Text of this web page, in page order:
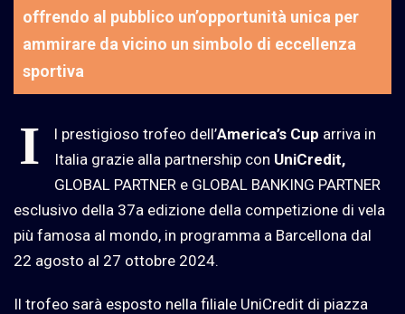
offrendo al pubblico un’opportunità unica per
ammirare da vicino un simbolo di eccellenza
sportiva
I l prestigioso trofeo dell’America’s Cup arriva in
Italia grazie alla partnership con UniCredit,
GLOBAL PARTNER e GLOBAL BANKING PARTNER
esclusivo della 37a edizione della competizione di vela
più famosa al mondo, in programma a Barcellona dal
22 agosto al 27 ottobre 2024.
Il trofeo sarà esposto nella filiale UniCredit di piazza